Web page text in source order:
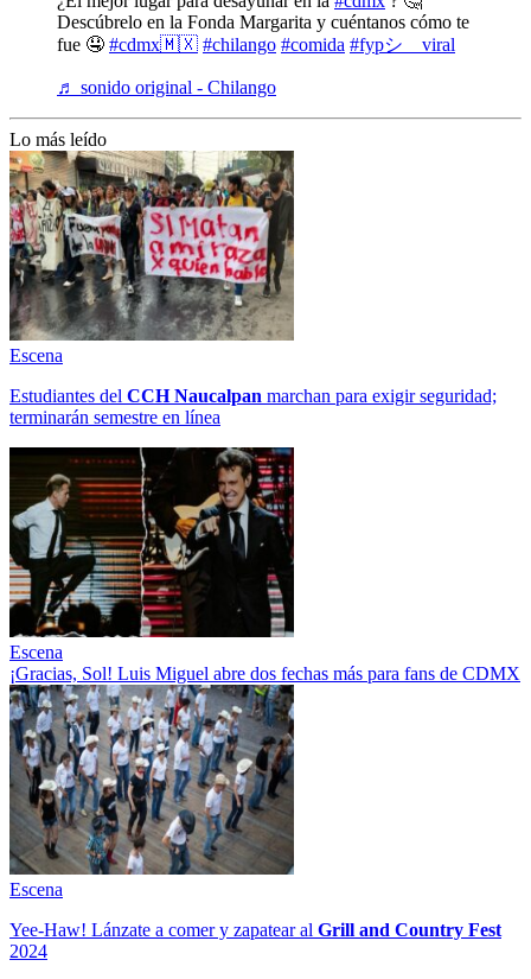
Descúbrelo en la Fonda Margarita y cuéntanos cómo te
fue 🤤 #cdmx🇲🇽 #chilango #comida #fypシ゚viral
♬ sonido original - Chilango
Lo más leído
Escena
Estudiantes del CCH Naucalpan marchan para exigir seguridad;
terminarán semestre en línea
Escena
¡Gracias, Sol! Luis Miguel abre dos fechas más para fans de CDMX
Escena
Yee-Haw! Lánzate a comer y zapatear al Grill and Country Fest
2024